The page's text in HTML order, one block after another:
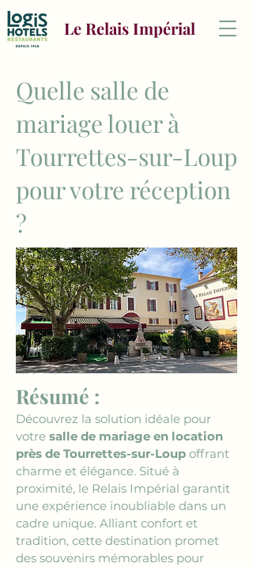
Le Relais Impérial
Quelle salle de
mariage louer à
Tourrettes-sur-Loup
pour votre réception
?
Résumé :
Découvrez la solution idéale pour
votre salle de mariage en location
près de Tourrettes-sur-Loup offrant
charme et élégance. Situé à
proximité, le Relais Impérial garantit
une expérience inoubliable dans un
cadre unique. Alliant confort et
tradition, cette destination promet
des souvenirs mémorables pour